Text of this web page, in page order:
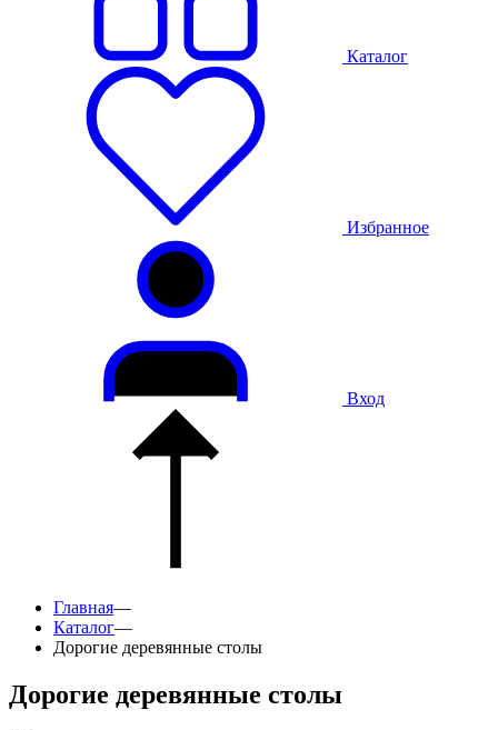
Каталог
Избранное
Вход
Главная—
Каталог—
Дорогие деревянные столы
Дорогие деревянные столы